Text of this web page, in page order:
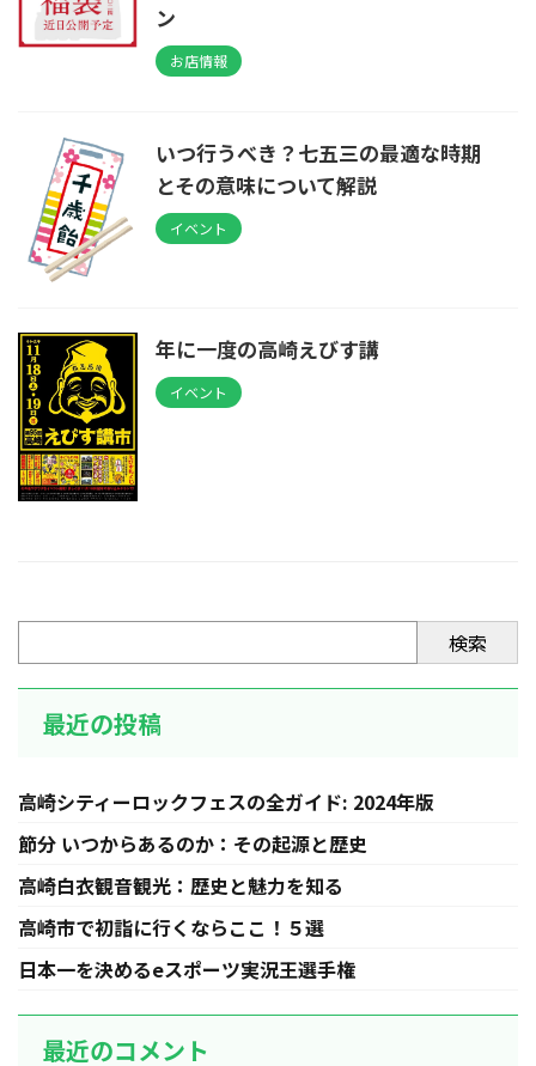
ン
お店情報
いつ行うべき？七五三の最適な時期
とその意味について解説
イベント
年に一度の高崎えびす講
イベント
検索
最近の投稿
高崎シティーロックフェスの全ガイド: 2024年版
節分 いつからあるのか：その起源と歴史
高崎白衣観音観光：歴史と魅力を知る
高崎市で初詣に行くならここ！５選
日本一を決めるeスポーツ実況王選手権
最近のコメント